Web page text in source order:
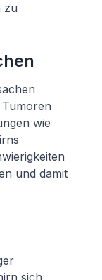
zu
wie
und damit
sich